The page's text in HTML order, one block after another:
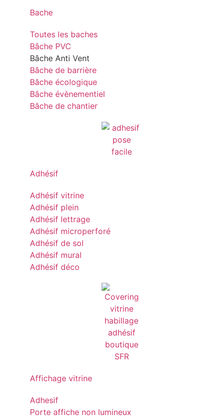
Bache
Toutes les baches
Bâche PVC
Bâche Anti Vent
Bâche de barrière
Bâche écologique
Bâche évènementiel
Bâche de chantier
Adhésif
Adhésif vitrine
Adhésif plein
Adhésif lettrage
Adhésif microperforé
Adhésif de sol
Adhésif mural
Adhésif déco
Affichage vitrine
Adhesif
Porte affiche non lumineux